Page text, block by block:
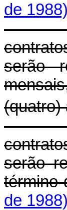
de 1988)
I - os
serão
II - os
serão
término
de 1988)